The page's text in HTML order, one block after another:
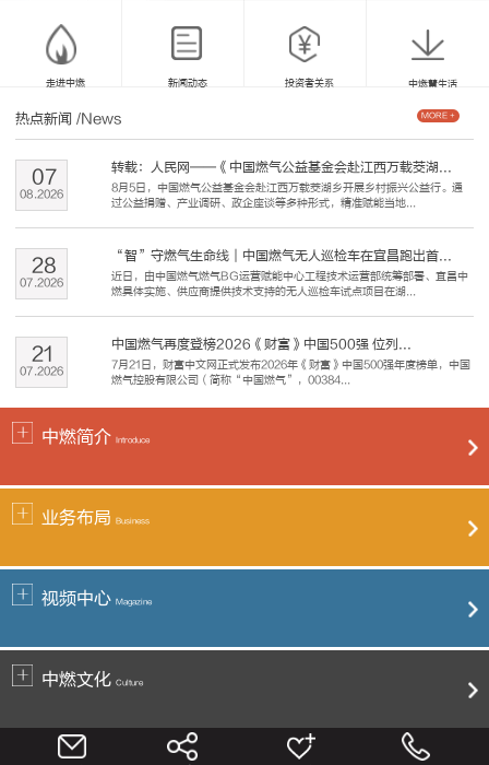
走进中燃 新闻动态 投资者关系 中燃慧生活
热点新闻 /News
转载：人民网——《中国燃气公益基金会赴江西万载茭湖...
8月5日，中国燃气公益基金会赴江西万载茭湖乡开展乡村振兴公益行。通
过公益捐赠、产业调研、政企座谈等多种形式，精准赋能当地...
08.2026
07
“智”守燃气生命线｜中国燃气无人巡检车在宜昌跑出首...
近日，由中国燃气燃气BG运营赋能中心工程技术运营部统筹部署、宜昌中
燃具体实施、供应商提供技术支持的无人巡检车试点项目在湖...
07.2026
28
中国燃气再度登榜2026《财富》中国500强 位列...
7月21日，财富中文网正式发布2026年《财富》中国500强年度榜单，中国
燃气控股有限公司（简称“中国燃气”，00384...
07.2026
21
MORE +
中燃简介 Introduce
业务布局 Business
视频中心 Magazine
中燃文化 Culture